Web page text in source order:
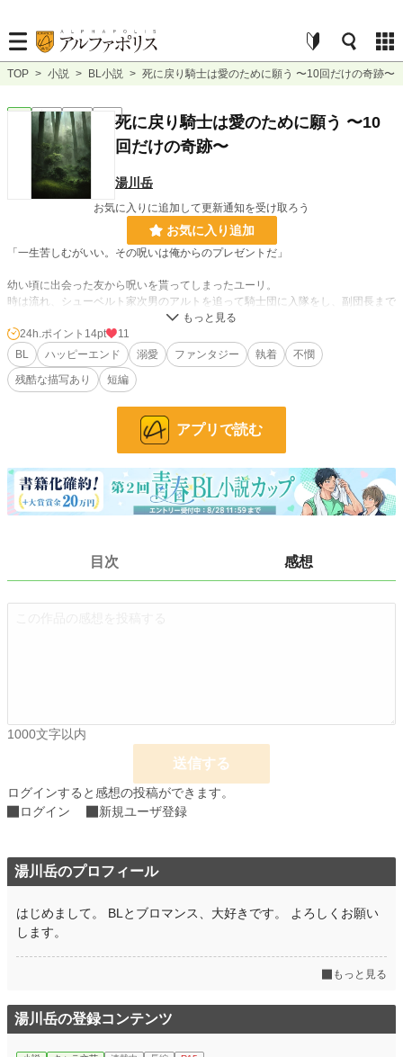
TOP > 小説 > BL小説 > 死に戻り騎士は愛のために願う 〜10回だけの奇跡〜
完結 短編 R15死に戻り騎士は愛のために願う 〜10
回だけの奇跡〜
湯川岳
お気に入りに追加して更新通知を受け取ろう
お気に入り追加
「一生苦しむがいい。その呪いは俺からのプレゼントだ」
幼い頃に出会った友から呪いを貰ってしまったユーリ。
時は流れ、シューベルト家次男のアルトを追って騎士団に入隊をし、副団長まで
毎日アルトの世話をしていく内に心惹かれていく。
「キスしてみろよ。それでオレが嫌じゃなければ……考えてやってもいい」
意識が乗っ取られ、目を覚ませばそこにあったはずの幸せは鮮やかな赤で染まっ
※アルト編、ユーリ編。どちらから先に読まれても大丈夫です。
※最後はハッピーエンド確定。4話までだいぶ暗めの話なので苦手な方はお気を
BL 8,050 位 / 31,438 件
24h.ポイント 14 pt
初回公開日時 2026.01.11 13:00
初回完結日時 2026.01.21 13:17
年間ポイント 7,400 pt (37,431 位)
24h.ポイント 14pt
11
BL
ハッピーエンド 溺愛 ファンタジー 執着
不憫
残酷な描写あり
短編
アプリで読む
目次 感想
1000文字以内
送信する
ログインすると感想の投稿ができます。
ログイン
新規ユーザ登録
湯川岳のプロフィール
はじめまして。 BLとブロマンス、大好きです。 よろしくお願い
します。
もっと見る
湯川岳の登録コンテンツ